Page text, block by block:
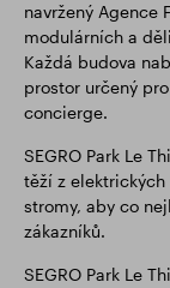
navržený Agence
modulárních a
Každá budova
prostor určený
concierge.
SEGRO Park Le
těží z
stromy, aby co
zákazníků.
SEGRO Park Le